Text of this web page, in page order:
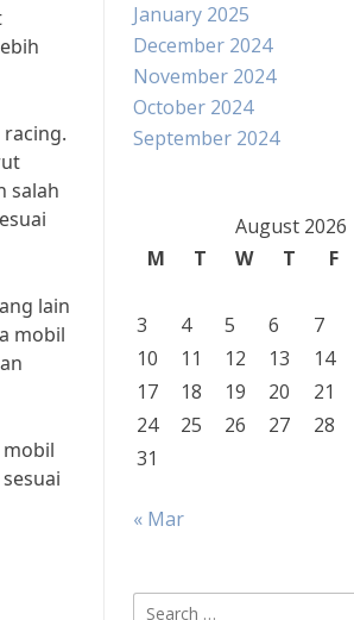
salah
lain
mobil
January 2025
December 2024
November 2024
October 2024
September 2024
August 2026
M
T W T F
3
4 5 6 7
10
11 12 13 14
17
18 19 20 21
24
25 26 27 28
31
« Mar
Search